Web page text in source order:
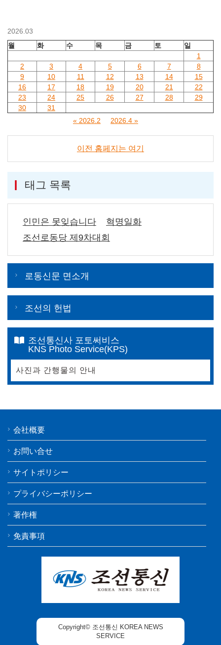
2026.03
월
화 수 목 금 토
일
1
2
3 4 5 6 7
8
9
10 11 12 13 14
15
16
17 18 19 20 21
22
23
24 25 26 27 28
29
30
31
« 2026.2
2026.4 »
이전 홈페지는 여기
태그 목록
인민은 못잊습니다
혁명일화
조선로동당 제9차대회
로동신문 면소개
조선의 헌법
조선통신사 포토써비스
KNS Photo Service(KPS)
사진과 간행물의 안내
会社概要
お問い合せ
サイトポリシー
プライバシーポリシー
著作権
免責事項
Copyright© 조선통신 KOREA NEWS
SERVICE